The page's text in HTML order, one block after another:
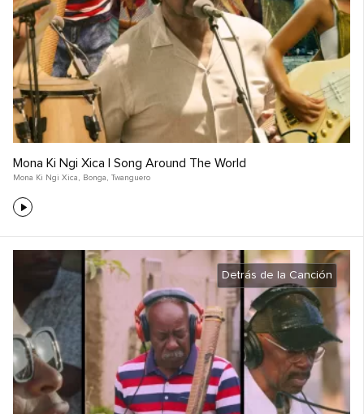
Mona Ki Ngi Xica | Song Around The World
Mona Ki Ngi Xica , Bonga , Twanguero
Detrás de la Canción